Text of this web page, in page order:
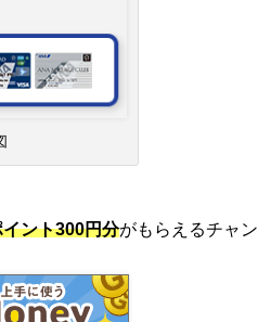
ント300円分がもらえるチャン